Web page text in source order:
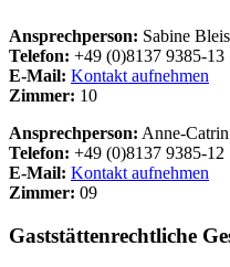
Ansprechperson: Sabine
Telefon: +49 (0)8137 9385-13
E-Mail: Kontakt aufnehmen
Zimmer: 10
Ansprechperson: Anne-
Telefon: +49 (0)8137 9385-12
E-Mail: Kontakt aufnehmen
Zimmer: 09
Gaststättenrechtliche